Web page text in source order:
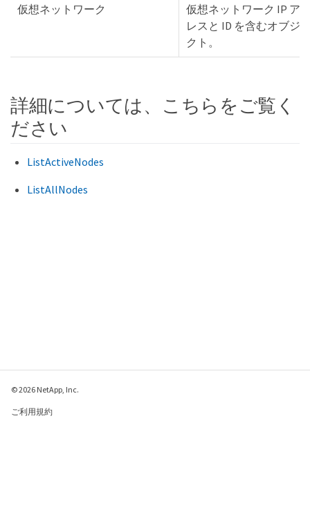
仮想ネットワーク
仮想ネットワーク IP ア
レスと ID を含むオブジ
クト。
詳細については、こちらをご覧く
ださい
ListActiveNodes
ListAllNodes
© 2026 NetApp, Inc.
ご利用規約